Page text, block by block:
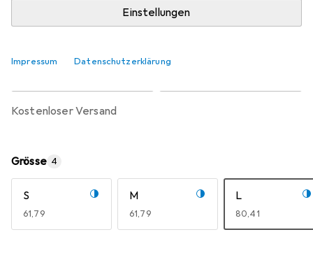
Einstellungen
Impressum Datenschutzerklärung
kostenloser Versand
Grösse 4
S
EUR
61,79
M
EUR
61,79
L
EUR
80,41